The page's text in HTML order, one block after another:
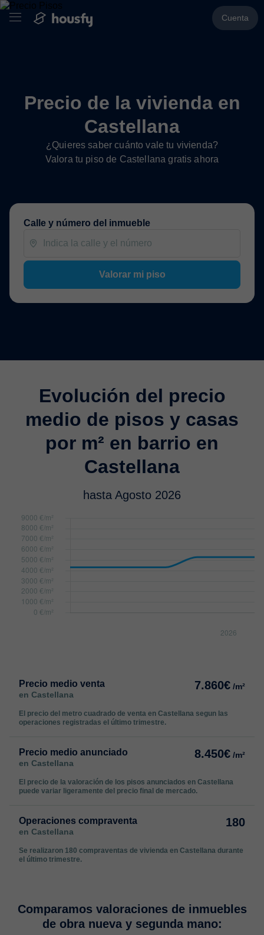
Cuenta
Precio de la vivienda en
Castellana
¿Quieres saber cuánto vale tu vivienda?
Valora tu piso de Castellana gratis ahora
Calle y número del inmueble
Valorar mi piso
Evolución del precio
medio de pisos y casas
por m² en barrio en
Castellana
hasta Agosto 2026
Precio medio venta
en Castellana
7.860€ /m²
El precio del metro cuadrado de venta en Castellana segun las
operaciones registradas el último trimestre.
Precio medio anunciado
en Castellana
8.450€ /m²
El precio de la valoración de los pisos anunciados en Castellana
puede variar ligeramente del precio final de mercado.
Operaciones compraventa
en Castellana
180
Se realizaron 180 compraventas de vivienda en Castellana durante
el último trimestre.
Comparamos valoraciones de inmuebles
de obra nueva y segunda mano: